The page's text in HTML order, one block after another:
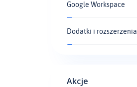
Google Workspace
Dodatki i rozszerzenia
Akcje